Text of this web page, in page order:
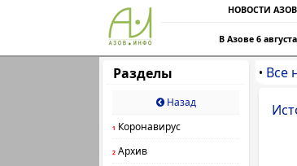
НОВОСТИ
В Азове 6
Разделы
Назад
1 Коронавирус
2 Архив
• Все